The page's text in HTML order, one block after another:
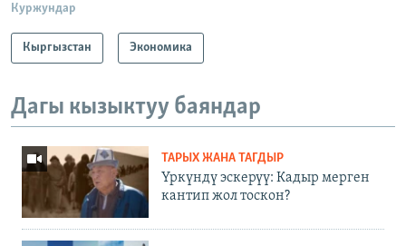
Куржундар
Кыргызстан Экономика
Дагы кызыктуу баяндар
ТАРЫХ ЖАНА ТАГДЫР
Үркүндү эскерүү: Кадыр мерген
кантип жол тоскон?